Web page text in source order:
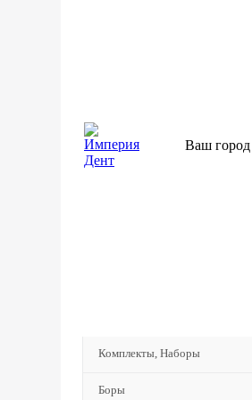
Ваш город
Комплекты, Наборы
Боры